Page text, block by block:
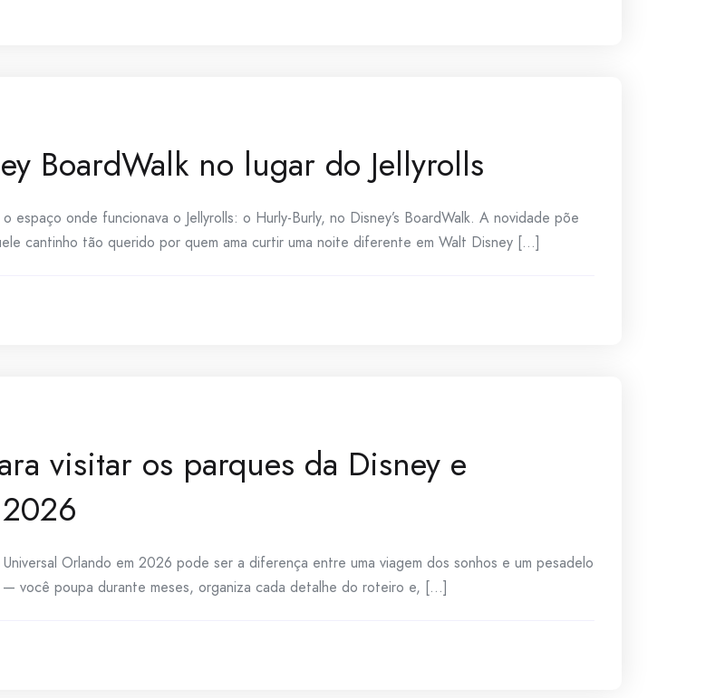
BoardWalk no lugar do Jellyrolls
onde funcionava o Jellyrolls: o Hurly-Burly, no Disney’s BoardWalk. A novidade põe
cantinho tão querido por quem ama curtir uma noite diferente em Walt Disney [...]
visitar os parques da Disney e
Orlando em 2026 pode ser a diferença entre uma viagem dos sonhos e um pesadelo
você poupa durante meses, organiza cada detalhe do roteiro e, [...]